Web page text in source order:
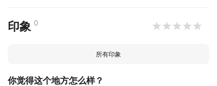
印象 0
所有印象
你觉得这个地方怎么样？